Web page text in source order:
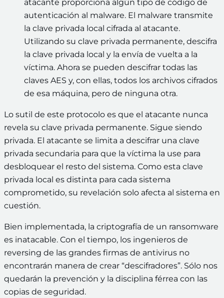
atacante proporciona algún tipo de código de
autenticación al malware. El malware transmite
la clave privada local cifrada al atacante.
Utilizando su clave privada permanente, descifra
la clave privada local y la envía de vuelta a la
víctima. Ahora se pueden descifrar todas las
claves AES y, con ellas, todos los archivos cifrados
de esa máquina, pero de ninguna otra.
Lo sutil de este protocolo es que el atacante nunca
revela su clave privada permanente. Sigue siendo
privada. El atacante se limita a descifrar una clave
privada secundaria para que la víctima la use para
desbloquear el resto del sistema. Como esta clave
privada local es distinta para cada sistema
comprometido, su revelación solo afecta al sistema en
cuestión.
Bien implementada, la criptografía de un ransomware
es inatacable. Con el tiempo, los ingenieros de
reversing de las grandes firmas de antivirus no
encontrarán manera de crear “descifradores”. Sólo nos
quedarán la prevención y la disciplina férrea con las
copias de seguridad.